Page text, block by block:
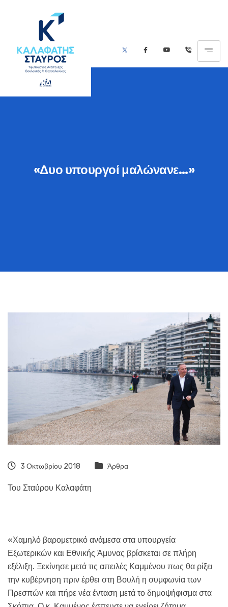
«Δυο υπουργοί μαλώνανε…»
3 Οκτωβρίου 2018 Άρθρα
Του Σταύρου Καλαφάτη
«Χαμηλό βαρομετρικό ανάμεσα στα υπουργεία
Εξωτερικών και Εθνικής Άμυνας βρίσκεται σε πλήρη
εξέλιξη. Ξεκίνησε μετά τις απειλές Καμμένου πως θα ρίξει
την κυβέρνηση πριν έρθει στη Βουλή η συμφωνία των
Πρεσπών και πήρε νέα ένταση μετά το δημοψήφισμα στα